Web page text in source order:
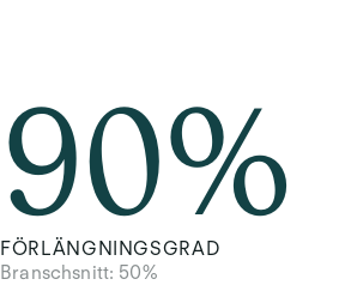
90%
FÖRLÄNGNINGSGRAD
Branschsnitt: 50%